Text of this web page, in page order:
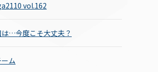
vol.162
…今度こそ大丈夫？
ム